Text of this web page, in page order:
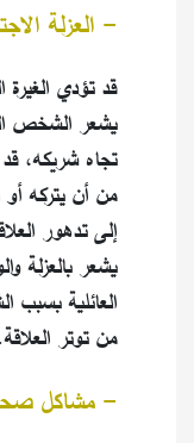
- العزلة
قد تؤدي الغيرة
يشعر الشخص
تجاه شريكه،
من أن يتركه
إلى تدهور
يشعر بالعزلة
العائلية بسبب
من توتر العلاقة.
- مشاكل